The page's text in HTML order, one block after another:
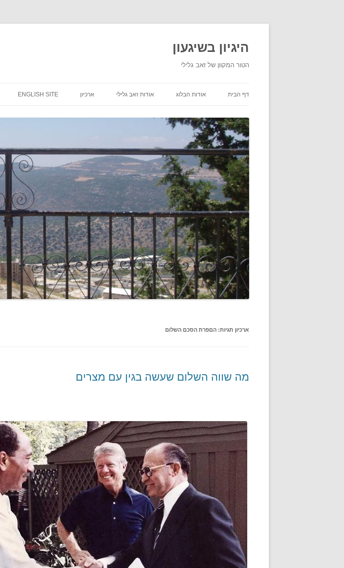
היגיון בשיגעון
הטור המקוון של זאב גלילי
דף הבית אודות הבלוג אודות זאב גלילי ארכיון ENGLISH SITE
ארכיון תגיות: הםפרת הסכם השלום
מה שווה השלום שעשה בגין עם מצרים